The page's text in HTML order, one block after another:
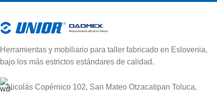
Herramientas y mobiliario para taller fabricado en Eslovenia,
bajo los más estrictos estándares de calidad.
Nicolás Copérnico 102, San Mateo Otzacatipan Toluca,